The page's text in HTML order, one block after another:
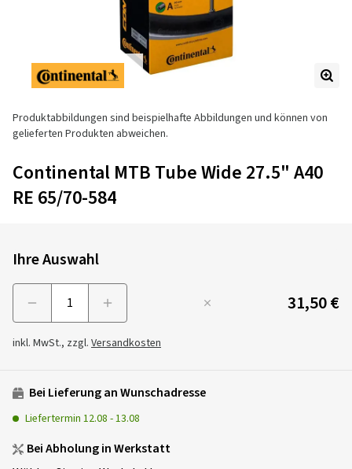
Produktabbildungen sind beispielhafte Abbildungen und können von
gelieferten Produkten abweichen.
Continental MTB Tube Wide 27.5" A40
RE 65/70-584
Ihre Auswahl
31,50 €
inkl. MwSt., zzgl. Versandkosten
Bei Lieferung an Wunschadresse
Liefertermin 12.08 -13.08
Bei Abholung in Werkstatt